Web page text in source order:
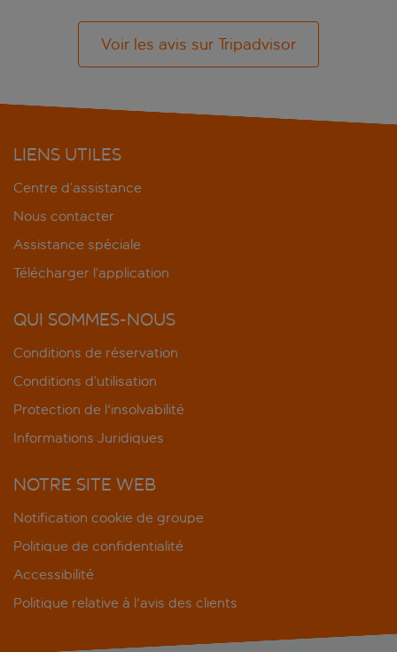
Voir les avis sur Tripadvisor
LIENS UTILES
Centre d’assistance
Nous contacter
Assistance spéciale
Télécharger l’application
QUI SOMMES-NOUS
Conditions de réservation
Conditions d’utilisation
Protection de l'insolvabilité
Informations Juridiques
NOTRE SITE WEB
Notification cookie de groupe
Politique de confidentialité
Accessibilité
Politique relative à l'avis des clients